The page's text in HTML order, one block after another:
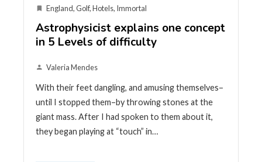
England,Golf,Hotels, Immortal
Astrophysicist explains one concept
in 5 Levels of difficulty
Valeria Mendes
With their feet dangling, and amusing themselves–
until I stopped them–by throwing stones at the
giant mass. After I had spoken to them about it,
they began playing at “touch” in…